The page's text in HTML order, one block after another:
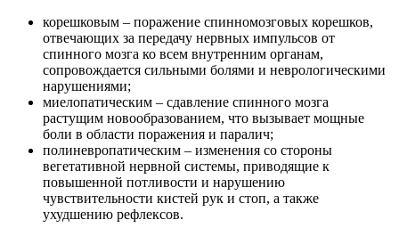
корешковым – поражение спинномозговых корешков,
отвечающих за передачу нервных импульсов от
спинного мозга ко всем внутренним органам,
сопровождается сильными болями и неврологическими
нарушениями;
миелопатическим – сдавление спинного мозга
растущим новообразованием, что вызывает мощные
боли в области поражения и паралич;
полиневропатическим – изменения со стороны
вегетативной нервной системы, приводящие к
повышенной потливости и нарушению
чувствительности кистей рук и стоп, а также
ухудшению рефлексов.